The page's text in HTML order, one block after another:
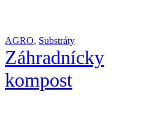
AGRO, Substráty
Záhradnícky
kompost